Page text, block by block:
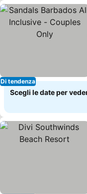
Di tendenza
Scegli le date per